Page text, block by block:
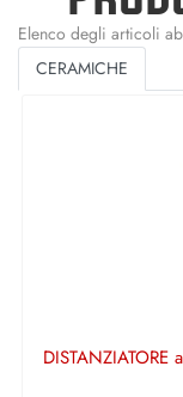
Elenco degli articoli
CERAMICHE